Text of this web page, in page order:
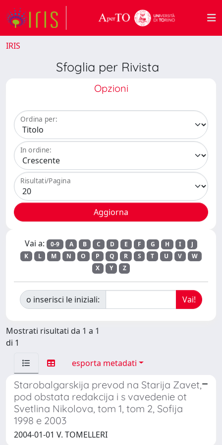
IRIS
Sfoglia per Rivista
Opzioni
Ordina per:
In ordine:
Risultati/Pagina
Vai a: 0-9 A B C D E F G H I
J
K
L M N O P Q R S T U V
W
X
Y Z
o inserisci le iniziali:
Mostrati risultati da 1 a 1
di 1
esporta metadati
Starobalgarskija prevod na Starija Zavet,
pod obstata redakcija i s vavedenie ot
Svetlina Nikolova, tom 1, tom 2, Sofija
1998 e 2003
2004-01-01 V. TOMELLERI